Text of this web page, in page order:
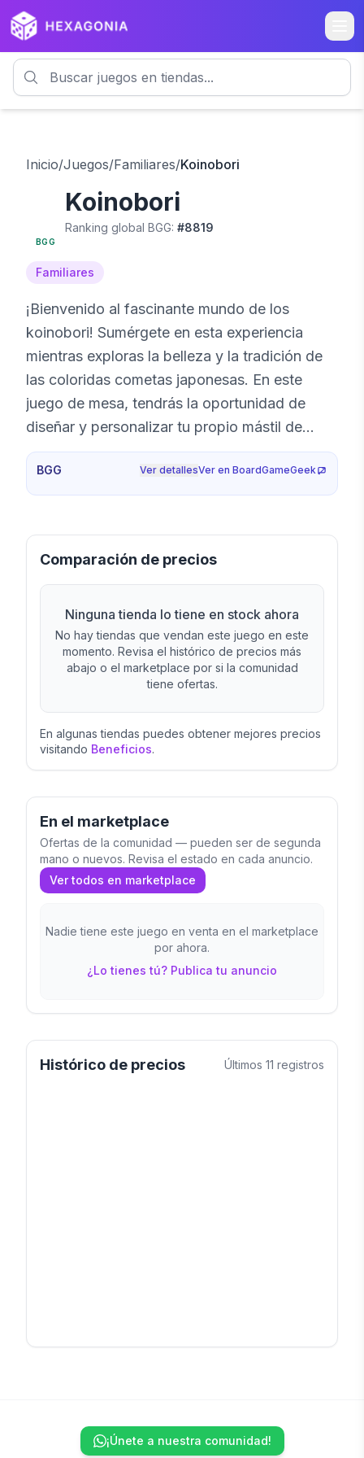
Inicio/Juegos/Familiares/Koinobori
BGG
Koinobori
Ranking global BGG: #8819
Familiares
¡Bienvenido al fascinante mundo de los
koinobori! Sumérgete en esta experiencia
mientras exploras la belleza y la tradición de
las coloridas cometas japonesas. En este
juego de mesa, tendrás la oportunidad de
diseñar y personalizar tu propio mástil de
koinoboris y embarcarte en un viaje por la
cultura japonesa, ¿Estás listo para elevar tus
sueños como lo hacen los koinobori en el
BGG Ver detallesVer en BoardGameGeek
Comparación de precios
Ninguna tienda lo tiene en stock ahora
No hay tiendas que vendan este juego en este
momento. Revisa el histórico de precios más
abajo o el marketplace por si la comunidad
tiene ofertas.
En algunas tiendas puedes obtener mejores precios
visitando Beneficios.
En el marketplace
Ofertas de la comunidad — pueden ser de segunda
mano o nuevos. Revisa el estado en cada anuncio.
Ver todos en marketplace
Nadie tiene este juego en venta en el marketplace
por ahora.
¿Lo tienes tú? Publica tu anuncio
Histórico de precios Últimos 11 registros
¡Únete a nuestra comunidad!